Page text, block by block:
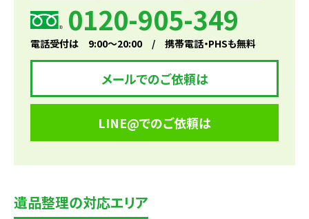
0120-905-349
電話受付は 9:00～20:00 / 携帯電話・PHSも無料
メールでのご依頼は
LINE@でのご依頼は
遺品整理の対応エリア